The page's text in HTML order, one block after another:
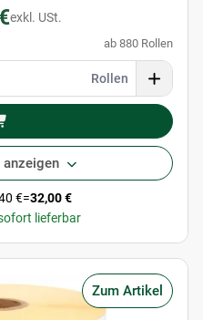
exkl. USt.
ab 880 Rollen
Rollen
€=32,00 €
lieferbar
Zum Artikel